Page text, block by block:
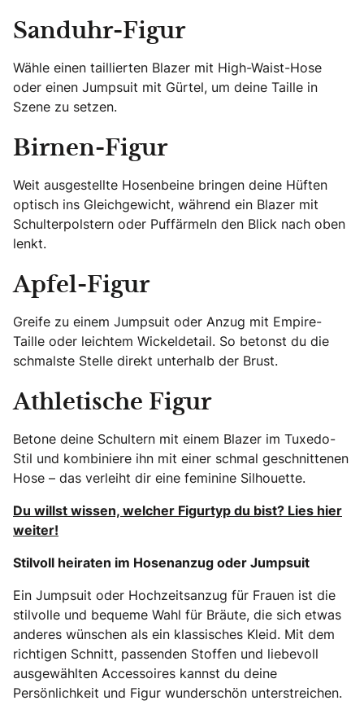
Sanduhr-Figur
Wähle einen taillierten Blazer mit High-Waist-Hose
oder einen Jumpsuit mit Gürtel, um deine Taille in
Szene zu setzen.
Birnen-Figur
Weit ausgestellte Hosenbeine bringen deine Hüften
optisch ins Gleichgewicht, während ein Blazer mit
Schulterpolstern oder Puffärmeln den Blick nach oben
lenkt.
Apfel-Figur
Greife zu einem Jumpsuit oder Anzug mit Empire-
Taille oder leichtem Wickeldetail. So betonst du die
schmalste Stelle direkt unterhalb der Brust.
Athletische Figur
Betone deine Schultern mit einem Blazer im Tuxedo-
Stil und kombiniere ihn mit einer schmal geschnittenen
Hose – das verleiht dir eine feminine Silhouette.
Du willst wissen, welcher Figurtyp du bist? Lies hier
weiter!
Stilvoll heiraten im Hosenanzug oder Jumpsuit
Ein Jumpsuit oder Hochzeitsanzug für Frauen ist die
stilvolle und bequeme Wahl für Bräute, die sich etwas
anderes wünschen als ein klassisches Kleid. Mit dem
richtigen Schnitt, passenden Stoffen und liebevoll
ausgewählten Accessoires kannst du deine
Persönlichkeit und Figur wunderschön unterstreichen.